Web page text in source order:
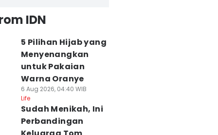
IDN
5 Pilihan Hijab yang
Menyenangkan
untuk Pakaian
Warna Oranye
6 Aug 2026, 04:40 WIB
Life
Sudah Menikah, Ini
Perbandingan